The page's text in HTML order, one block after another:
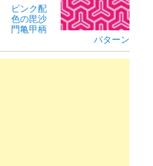
ピンク配
色の毘沙
門亀甲柄
パターン